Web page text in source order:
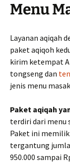
Menu
Layanan aqiqah
paket aqiqoh
kirim ketempat
tongseng dan
jenis menu
Paket aqiqah
terdiri dari menu
Paket ini
tergantung
950.000 sampai